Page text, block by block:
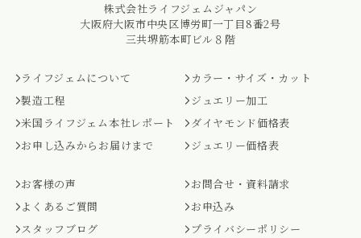
株式会社ライフジェムジャパン
大阪府大阪市中央区博労町一丁目8番2号
三共堺筋本町ビル８階
ライフジェムについて
製造工程
米国ライフジェム本社レポート
お申し込みからお届けまで
カラー・サイズ・カット
ジュエリー加工
ダイヤモンド価格表
ジュエリー価格表
お客様の声
よくあるご質問
スタッフブログ
お問合せ・資料請求
お申込み
プライバシーポリシー